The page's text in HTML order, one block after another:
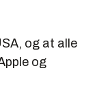
og at alle
og